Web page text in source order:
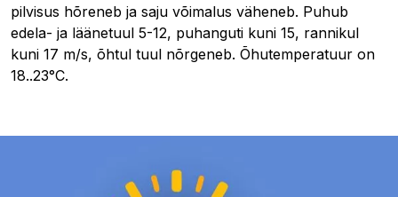
pilvisus hõreneb ja saju võimalus väheneb. Puhub
edela- ja läänetuul 5-12, puhanguti kuni 15, rannikul
kuni 17 m/s, õhtul tuul nõrgeneb. Õhutemperatuur on
18..23°C.